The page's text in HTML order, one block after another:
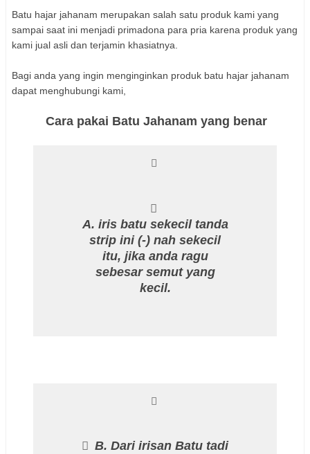
Batu hajar jahanam merupakan salah satu produk kami yang
sampai saat ini menjadi primadona para pria karena produk yang
kami jual asli dan terjamin khasiatnya.
Bagi anda yang ingin menginginkan produk batu hajar jahanam
dapat menghubungi kami,
Cara pakai Batu Jahanam yang benar
A. iris batu sekecil tanda
strip ini (-) nah sekecil
itu, jika anda ragu
sebesar semut yang
kecil.
B. Dari irisan Batu tadi